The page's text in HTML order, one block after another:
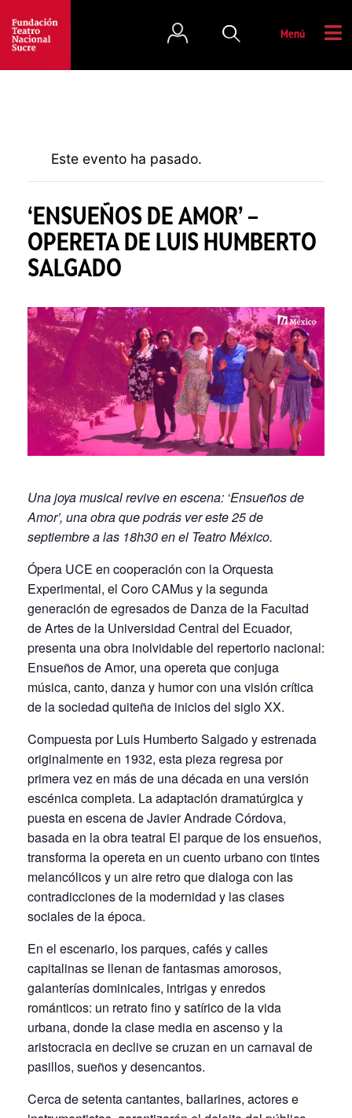
Menú
Este evento ha pasado.
‘ENSUEÑOS DE AMOR’ –
OPERETA DE LUIS HUMBERTO
SALGADO
Una joya musical revive en escena: ‘Ensueños de
Amor’, una obra que podrás ver este 25 de
septiembre a las 18h30 en el Teatro México.
Ópera UCE en cooperación con la Orquesta
Experimental, el Coro CAMus y la segunda
generación de egresados de Danza de la Facultad
de Artes de la Universidad Central del Ecuador,
presenta una obra inolvidable del repertorio nacional:
Ensueños de Amor, una opereta que conjuga
música, canto, danza y humor con una visión crítica
de la sociedad quiteña de inicios del siglo XX.
Compuesta por Luis Humberto Salgado y estrenada
originalmente en 1932, esta pieza regresa por
primera vez en más de una década en una versión
escénica completa. La adaptación dramatúrgica y
puesta en escena de Javier Andrade Córdova,
basada en la obra teatral El parque de los ensueños,
transforma la opereta en un cuento urbano con tintes
melancólicos y un aire retro que dialoga con las
contradicciones de la modernidad y las clases
sociales de la época.
En el escenario, los parques, cafés y calles
capitalinas se llenan de fantasmas amorosos,
galanterías dominicales, intrigas y enredos
románticos: un retrato fino y satírico de la vida
urbana, donde la clase media en ascenso y la
aristocracia en declive se cruzan en un carnaval de
pasillos, sueños y desencantos.
Cerca de setenta cantantes, bailarines, actores e